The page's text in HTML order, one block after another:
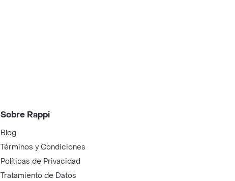
Sobre Rappi
Blog
Términos y Condiciones
Políticas de Privacidad
Tratamiento de Datos